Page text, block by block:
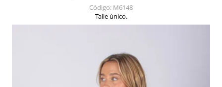
Código: M6148
Talle único.